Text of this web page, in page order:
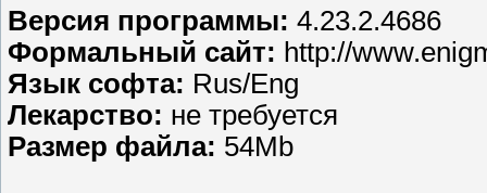
Версия программы: 4.23.2.4686
Формальный сайт: http://
Язык софта: Rus/Eng
Лекарство: не требуется
Размер файла: 54Mb